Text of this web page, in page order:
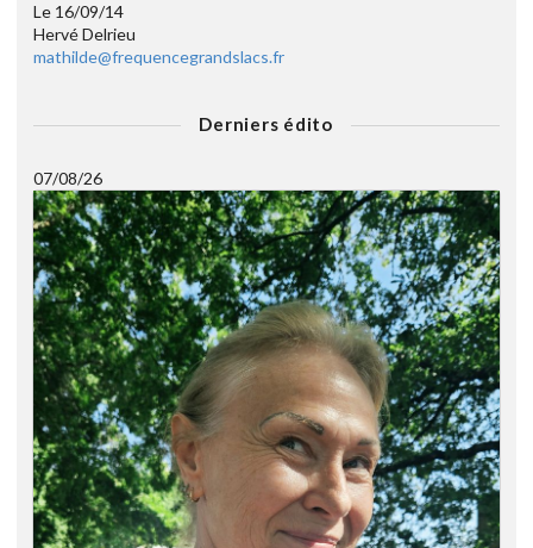
Le 16/09/14
Hervé Delrieu
mathilde@frequencegrandslacs.fr
Derniers édito
07/08/26